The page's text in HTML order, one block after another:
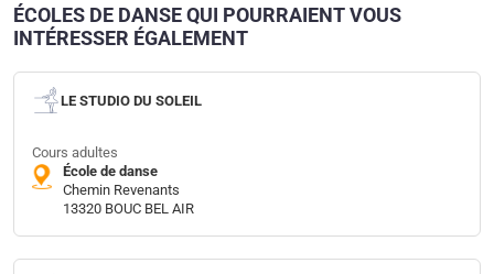
ÉCOLES DE DANSE QUI POURRAIENT VOUS
INTÉRESSER ÉGALEMENT
LE STUDIO DU SOLEIL
Cours adultes
École de danse
Chemin Revenants
13320 BOUC BEL AIR